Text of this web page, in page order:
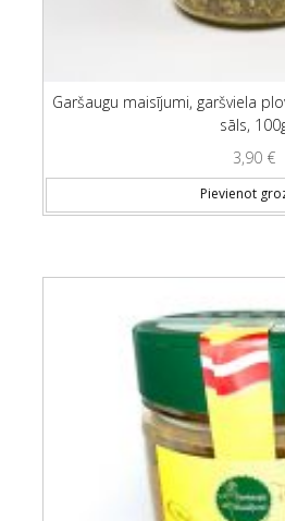
Garšaugu maisījumi, garšviela
sāls,
3,90 €
Pievienot